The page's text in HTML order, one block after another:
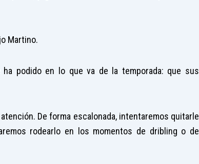
Martino.
podido en lo que va de la temporada: que sus
De forma escalonada, intentaremos quitarle
rodearlo en los momentos de dribling o de